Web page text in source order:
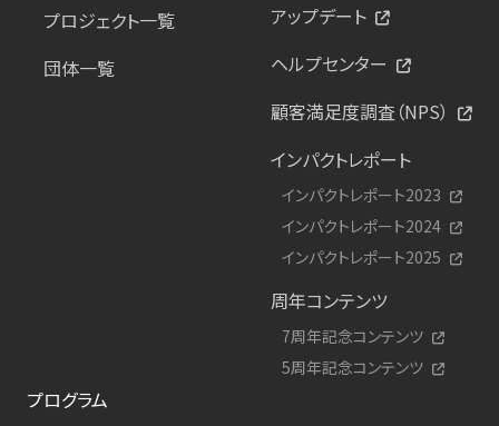
プロジェクト一覧
団体一覧
アップデート
ヘルプセンター
顧客満足度調査（NPS）
インパクトレポート
インパクトレポート2023
インパクトレポート2024
インパクトレポート2025
周年コンテンツ
7周年記念コンテンツ
5周年記念コンテンツ
プログラム